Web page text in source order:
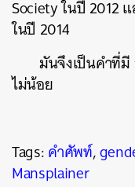
Society ในปี 2012
ในปี 2014
มันจึงเป็นคำที่มี
ไม่น้อย
Tags:คำศัพท์,
Mansplainer